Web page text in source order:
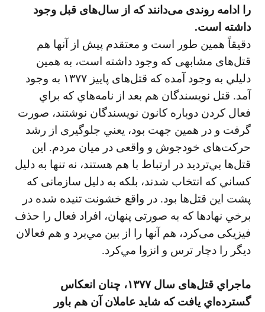
را ادامه روندی می‌دانند كه از سال‌های قبل وجود
داشته است.
دقيقاً همين طور است و معتقدم پيش از آنها هم
قتل‌های مشابهی که وجود داشته است، به همين
دليلي به وجود آمده كه قتل‌های پاييز ۱۳۷۷ به وجود
آمد. قتل نويسندگان هم بعد از نامه‌هاي كه براي
فعال كردن دوباره كانون نويسندگان نوشتند، صورت
گرفت و در همين جهت بود، يعني جلوگيری از رشد
حركت‌های خودجوش و واقعی در ميان مردم. اين
قتل‌ها بي‌ترديد در ارتباط با هم هستند، نه تنها به دليل
كساني كه انتخاب شدند، بلكه به دليل سازمانی كه
پشت اين قتل‌ها بود. در واقع خشونت تنيده شده در
برخي نهادها كه به صورتی پنهان، افراد فعال را حذف
فيزيكی می‌كرد، هم آنها را از بين مي‌برد و هم فعالان
ديگر را دچار ترس و انزوا مي‌كرد.
ماجراي قتل‌های سال ۱۳۷۷، چنان انعكاس
گسترده‌اي يافت كه شايد عاملان آن هم باور